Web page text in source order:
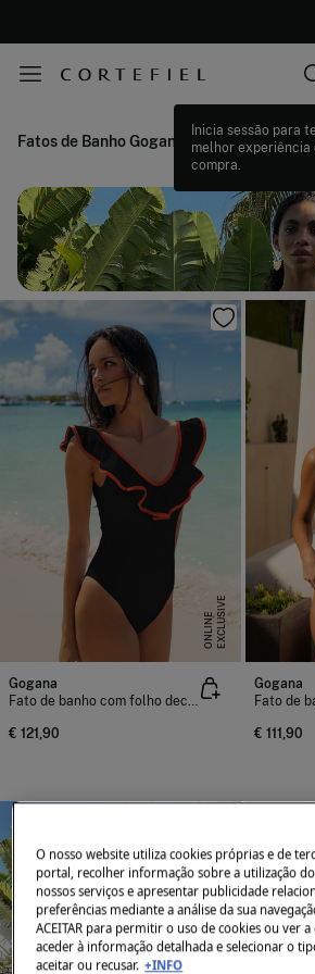
Fatos de Banho Gogana
E
X
C
L
U
SI
V
E
O
N
L
I
N
E
Gogana
Fato de banho com folho decote em V
€ 121,90
Gogana
€ 111,90
O nosso website utiliza cookies próprias e de
portal, recolher informação sobre a utilização
nossos serviços e apresentar publicidade
preferências mediante a análise da sua
ACEITAR para permitir o uso de cookies ou ver
aceder à informação detalhada e selecionar o
aceitar ou recusar. +INFO